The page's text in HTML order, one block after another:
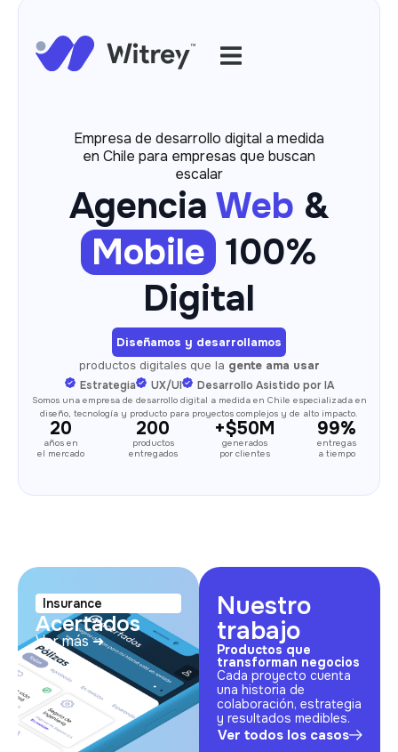
Empresa de desarrollo digital a medida
en Chile para empresas que buscan
escalar
Agencia Web &
Mobile 100%
Digital
Diseñamos y desarrollamos
productos digitales que la gente ama usar
Estrategia UX/UI Desarrollo Asistido por IA
Somos una empresa de desarrollo digital a medida en Chile especializada en
diseño, tecnología y producto para proyectos complejos y de alto impacto.
20
años en
el mercado
200
productos
entregados
+$50M
generados
por clientes
99%
entregas
a tiempo
Insurance
Acertados
Ver más ➜
Nuestro
trabajo
Productos que
transforman negocios
Cada proyecto cuenta
una historia de
colaboración, estrategia
y resultados medibles.
Ver todos los casos